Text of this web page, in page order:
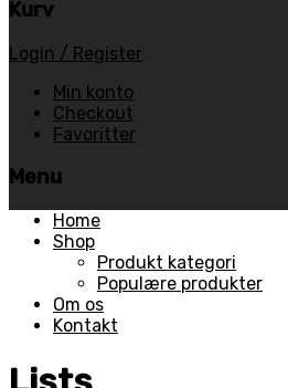
Kurv
Login / Register
Min konto
Checkout
Favoritter
Menu
Skip
Home
Shop
Produkt kategori
Populære produkter
Om os
Kontakt